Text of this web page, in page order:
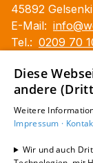
45892
E-Mail:
Tel.: 0209 70
Unsere
Erneuerbare
Diese
andere
Weitere
Impressum ·
Wir und auch